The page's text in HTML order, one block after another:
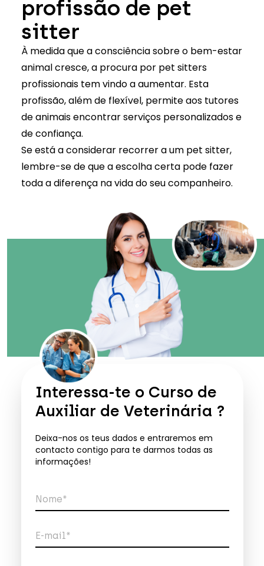
profissão de pet
sitter
À medida que a consciência sobre o bem-estar
animalcresce, a procura por pet sitters
profissionais tem vindo a aumentar. Esta
profissão, além de flexível, permite aos tutores
de animais encontrar serviços personalizados e
de confiança.
Se está a considerar recorrer a um pet sitter,
lembre-se de que a escolha certa pode fazer
toda a diferença na vida do seu companheiro.
Interessa-te o Curso de
Auxiliar de Veterinária ?
Deixa-nos os teus dados e entraremos em
contacto contigo para te darmos todas as
informações!
Nome*
E-mail*